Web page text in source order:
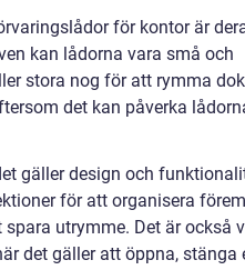
för kontor är
kan lådorna vara små och
stora nog för att rymma
det kan påverka
gäller design och
för att organisera
utrymme. Det är också
det gäller att öppna, stänga